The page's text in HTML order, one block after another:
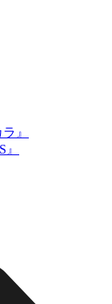
』